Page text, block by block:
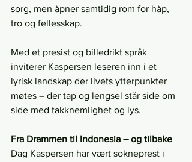
sorg, men åpner samtidig rom for håp,
tro og fellesskap.
Med et presist og billedrikt språk
inviterer Kaspersen leseren inn i et
lyrisk landskap der livets ytterpunkter
møtes – der tap og lengsel står side om
side med takknemlighet og lys.
Fra Drammen til Indonesia – og tilbake
Dag Kaspersen har vært sokneprest i